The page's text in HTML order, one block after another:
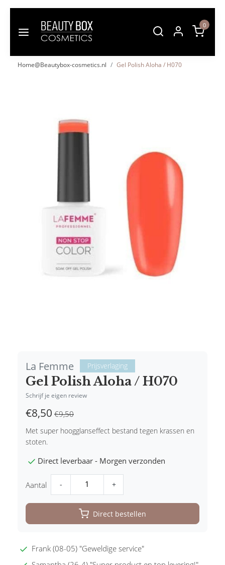
0
Home@Beautybox-cosmetics.nl Gel Polish Aloha / H070
La Femme Prijsverlaging
Gel Polish Aloha / H070
Schrijf je eigen review
€8,50 €9,50
Met super hoogglanseffect bestand tegen krassen en
stoten.
Direct leverbaar - Morgen verzonden
Aantal - +
Direct bestellen
Frank (08-05) "Geweldige service"